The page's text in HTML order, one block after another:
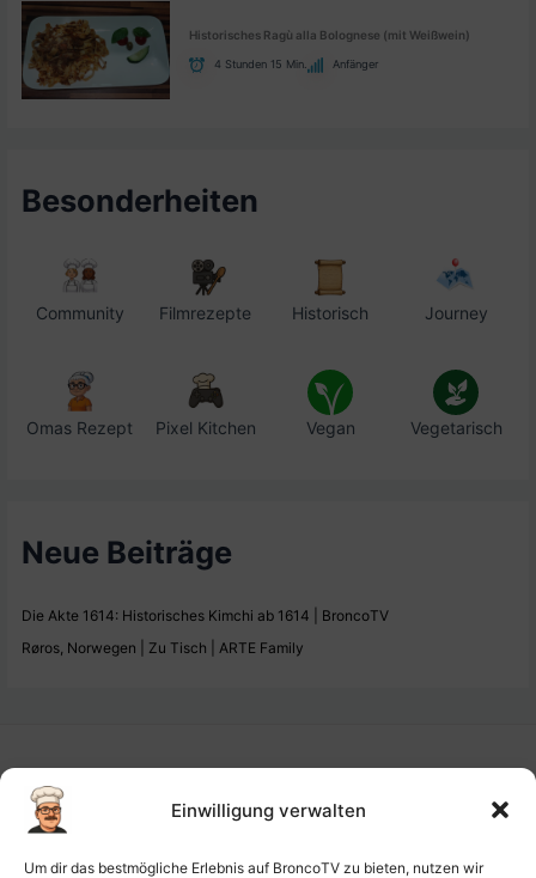
Einwilligung verwalten
Um dir das bestmögliche Erlebnis auf BroncoTV zu bieten, nutzen wir
Historisches Ragù alla Bolognese (mit Weißwein)
4 Stunden 15 Min. Anfänger
Besonderheiten
Community Filmrezepte Historisch Journey
Omas Rezept Pixel Kitchen Vegan Vegetarisch
Neue Beiträge
Die Akte 1614: Historisches Kimchi ab 1614 | BroncoTV
Røros, Norwegen | Zu Tisch | ARTE Family